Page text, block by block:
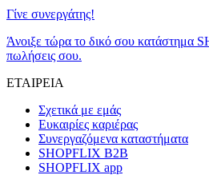
Γίνε συνεργάτης!
Άνοιξε τώρα το δικό σου κατάστημα
πωλήσεις σου.
ΕΤΑΙΡΕΙΑ
Σχετικά με εμάς
Ευκαιρίες καριέρας
Συνεργαζόμενα καταστήματα
SHOPFLIX B2B
SHOPFLIX app